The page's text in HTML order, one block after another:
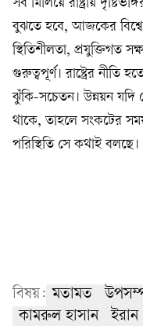
সব মিলিয়ে রাষ্ট্রীয়
বুঝতে হবে, আজকের
স্থিতিশীলতা, প্রযুক্তিগত
গুরুত্বপূর্ণ। রাষ্ট্রের নীতি
ঝুঁকি-সচেতন। উন্নয়ন যদি
থাকে, তাহলে সংকটের
পরিস্থিতি সে কথাই বলছে।
বিষয়: মতামত
কামরুল হাসান
ইরান